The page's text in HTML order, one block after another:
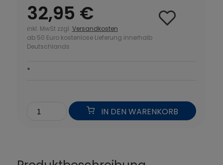
32,95 €
inkl. MwSt zzgl. Versandkosten
ab 50 Euro kostenlose Lieferung innerhalb
Deutschlands
*
IN DEN WARENKORB